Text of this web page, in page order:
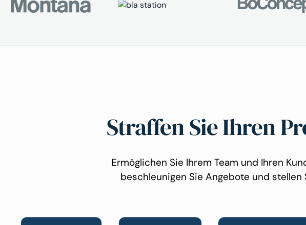
Straffen Sie Ihren
Ermöglichen Sie Ihrem Team und Ihren
beschleunigen Sie Angebote und